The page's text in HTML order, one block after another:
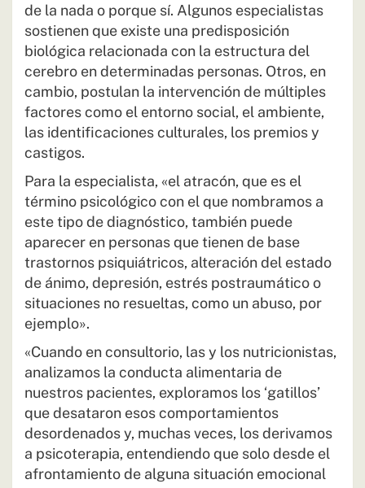
de la nada o porque sí. Algunos especialistas
sostienen que existe una predisposición
biológica relacionada con la estructura del
cerebro en determinadas personas. Otros, en
cambio, postulan la intervención de múltiples
factores como el entorno social, el ambiente,
las identificaciones culturales, los premios y
castigos.
Para la especialista, «el atracón, que es el
término psicológico con el que nombramos a
este tipo de diagnóstico, también puede
aparecer en personas que tienen de base
trastornos psiquiátricos, alteración del estado
de ánimo, depresión, estrés postraumático o
situaciones no resueltas, como un abuso, por
ejemplo».
«Cuando en consultorio, las y los nutricionistas,
analizamos la conducta alimentaria de
nuestros pacientes, exploramos los ‘gatillos’
que desataron esos comportamientos
desordenados y, muchas veces, los derivamos
a psicoterapia, entendiendo que solo desde el
afrontamiento de alguna situación emocional